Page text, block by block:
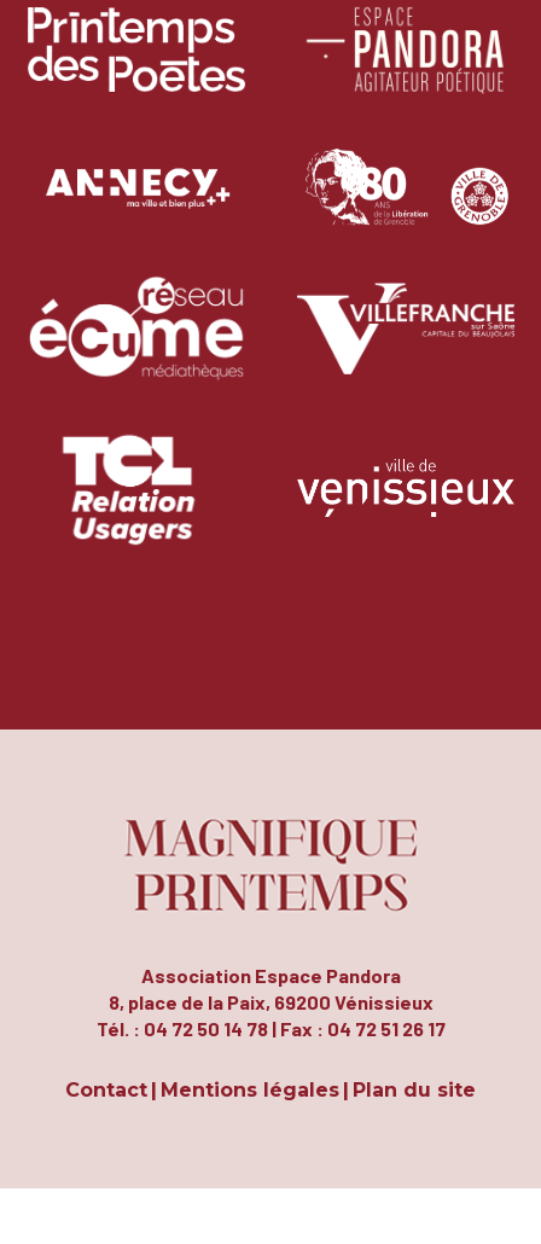
Association Espace Pandora
8, place de la Paix, 69200 Vénissieux
Tél. : 04 72 50 14 78 | Fax : 04 72 51 26 17
Contact Mentions légales Plan du site